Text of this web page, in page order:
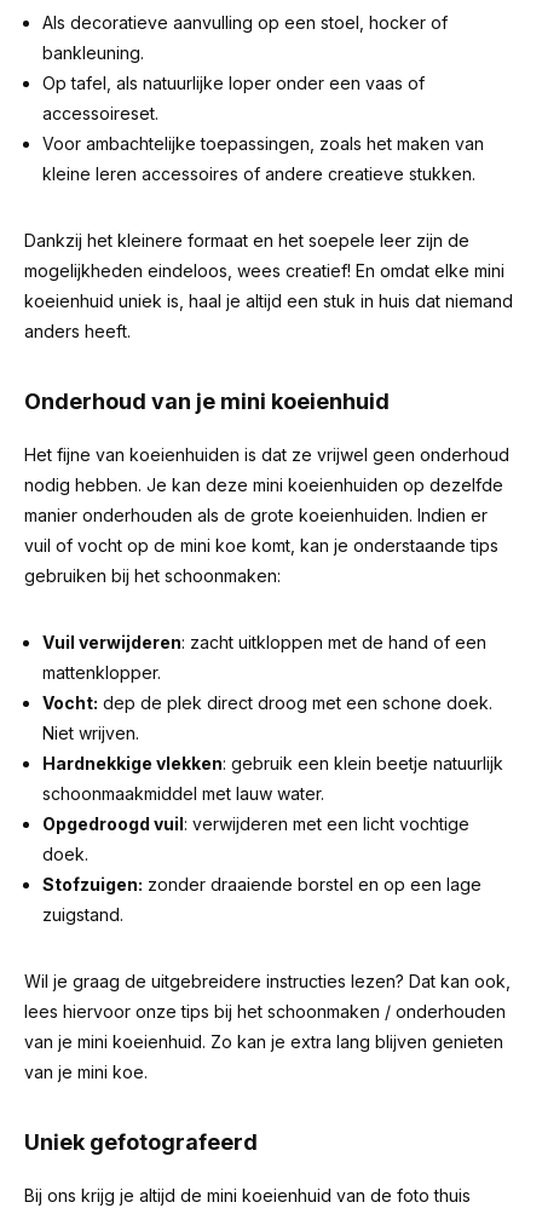
Als decoratieve aanvulling op een stoel, hocker of
bankleuning.
Op tafel, als natuurlijke loper onder een vaas of
accessoireset.
Voor ambachtelijke toepassingen, zoals het maken van
kleine leren accessoires of andere creatieve stukken.
Dankzij het kleinere formaat en het soepele leer zijn de
mogelijkheden eindeloos, wees creatief! En omdat elke mini
koeienhuid uniek is, haal je altijd een stuk in huis dat niemand
anders heeft.
Onderhoud van je mini koeienhuid
Het fijne van koeienhuiden is dat ze vrijwel geen onderhoud
nodig hebben. Je kan deze mini koeienhuiden op dezelfde
manier onderhouden als de grote koeienhuiden. Indien er
vuil of vocht op de mini koe komt, kan je onderstaande tips
gebruiken bij het schoonmaken:
Vuil verwijderen: zacht uitkloppen met de hand of een
mattenklopper.
Vocht: dep de plek direct droog met een schone doek.
Niet wrijven.
Hardnekkige vlekken: gebruik een klein beetje natuurlijk
schoonmaakmiddel met lauw water.
Opgedroogd vuil: verwijderen met een licht vochtige
doek.
Stofzuigen: zonder draaiende borstel en op een lage
zuigstand.
Wil je graag de uitgebreidere instructies lezen? Dat kan ook,
lees hiervoor onze tips bij het schoonmaken / onderhouden
van je mini koeienhuid. Zo kan je extra lang blijven genieten
van je mini koe.
Uniek gefotografeerd
Bij ons krijg je altijd de mini koeienhuid van de foto thuis